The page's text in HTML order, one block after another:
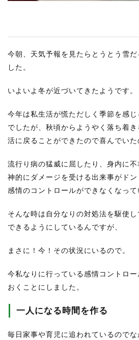
今朝、天気予報を見たらとうとう雪
した。
いよいよ冬が近づいてきたようです。
今年は私生活が慌ただしく季節を感
でしたが、秋頃からようやく落ち着
活に戻ることができたので喜んでい
流行り病の猛威に屈したり、身内に
神的にダメージを受ける出来事がド
感情のコントロールができなくなって
そんな時は自分なりの対処法を駆使
できるようにしているんですが、
まさに！今！その状況にいるので。
今私なりに行っている感情コントロ
おくことにしました。
一人になる時間を作る
毎日家事や育児に追われているので